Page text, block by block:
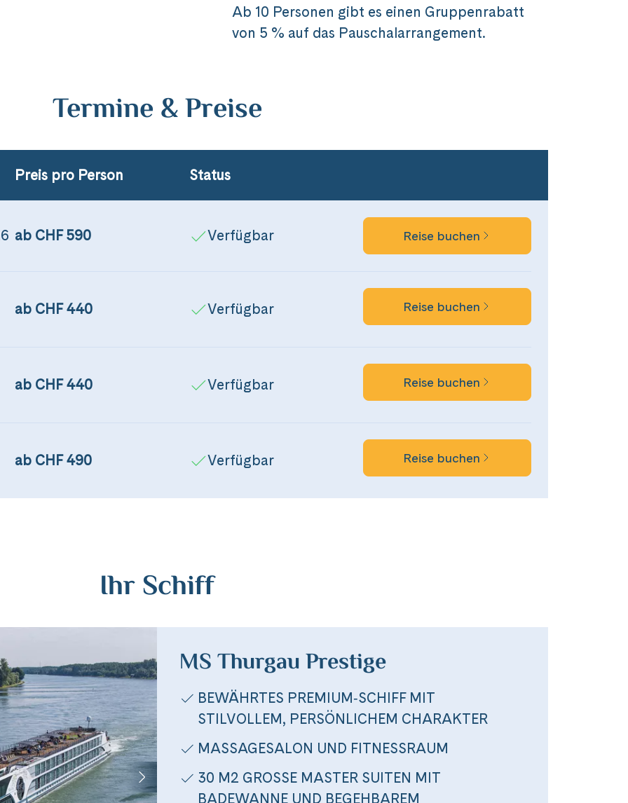
Ab 10 Personen gibt es einen Gruppenrabatt
von 5 % auf das Pauschalarrangement.
Termine & Preise
Preis pro Person Status
ab CHF 590 Verfügbar Reise buchen
ab CHF 440 Verfügbar Reise buchen
ab CHF 440 Verfügbar Reise buchen
ab CHF 490 Verfügbar Reise buchen
Ihr Schiff
MS Thurgau Prestige
BEWÄHRTES PREMIUM‑SCHIFF MIT
STILVOLLEM, PERSÖNLICHEM CHARAKTER
MASSAGESALON UND FITNESSRAUM
30 M2 GROSSE MASTER SUITEN MIT
BADEWANNE UND BEGEHBAREM